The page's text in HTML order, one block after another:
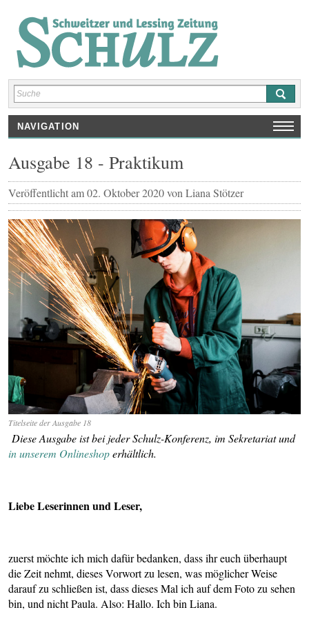
NAVIGATION
AUSGABEN
SCHULNEWS
INTERVIEWS/ REPORTAGEN
REZENSIONEN
KUNST/ KULTUR/ SPRACHEN
SPORT
SHOP
Ausgabe 18 - Praktikum
Veröffentlicht am02. Oktober 2020von Liana Stötzer
Titelseite der Ausgabe 18
Diese Ausgabe ist bei jeder Schulz-Konferenz, im Sekretariat und
in unserem Onlineshoperhältlich.
Liebe Leserinnen und Leser,
zuerst möchte ich mich dafür bedanken, dass ihr euch überhaupt
die Zeit nehmt, dieses Vorwort zu lesen, was möglicher Weise
darauf zu schließen ist, dass dieses Mal ich auf dem Foto zu sehen
bin, und nicht Paula. Also: Hallo. Ich bin Liana.